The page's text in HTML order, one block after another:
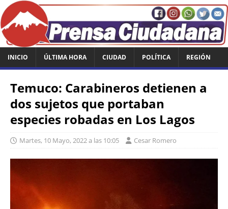
INICIO ÚLTIMA HORA CIUDAD POLÍTICA REGIÓN
Temuco: Carabineros detienen a
dos sujetos que portaban
especies robadas en Los Lagos
Martes, 10 Mayo, 2022 a las 10:05 Cesar Romero